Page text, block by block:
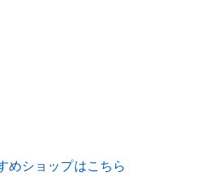
めショップはこちら